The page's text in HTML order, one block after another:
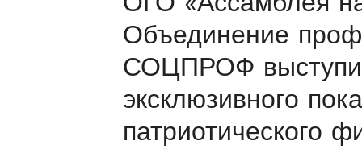
🕯 22 июня — День памяти и скорби. Самая
Президент по видеосвязи проводит
Объединение
СОЦПРОФ
эксклюзивного
патриотического